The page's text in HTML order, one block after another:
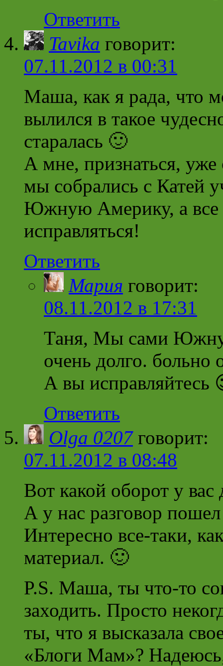
Ответить
Tavika говорит:
07.11.2012 в 00:31
Маша, как я рада, что
вылился в такое
старалась 🙂
А мне, признаться, уже
мы собрались с Катей
Южную Америку, а все
исправляться!
Ответить
Мария говорит:
08.11.2012 в 17:31
Таня, Мы сами
очень долго. больно
А вы исправляйтесь
Ответить
Olga 0207 говорит:
07.11.2012 в 08:48
Вот какой оборот у
А у нас разговор
Интересно все-таки,
материал. 🙂
P.S. Маша, ты что-то
заходить. Просто
ты, что я высказала
«Блоги Мам»?